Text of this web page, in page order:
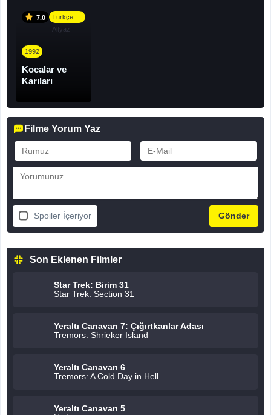
7.0
Türkçe
Altyazı
1992
Kocalar ve
Karıları
Filme Yorum Yaz
Spoiler İçeriyor
Son Eklenen Filmler
Star Trek: Birim 31
Star Trek: Section 31
Yeraltı Canavarı 7: Çığırtkanlar Adası
Tremors: Shrieker Island
Yeraltı Canavarı 6
Tremors: A Cold Day in Hell
Yeraltı Canavarı 5